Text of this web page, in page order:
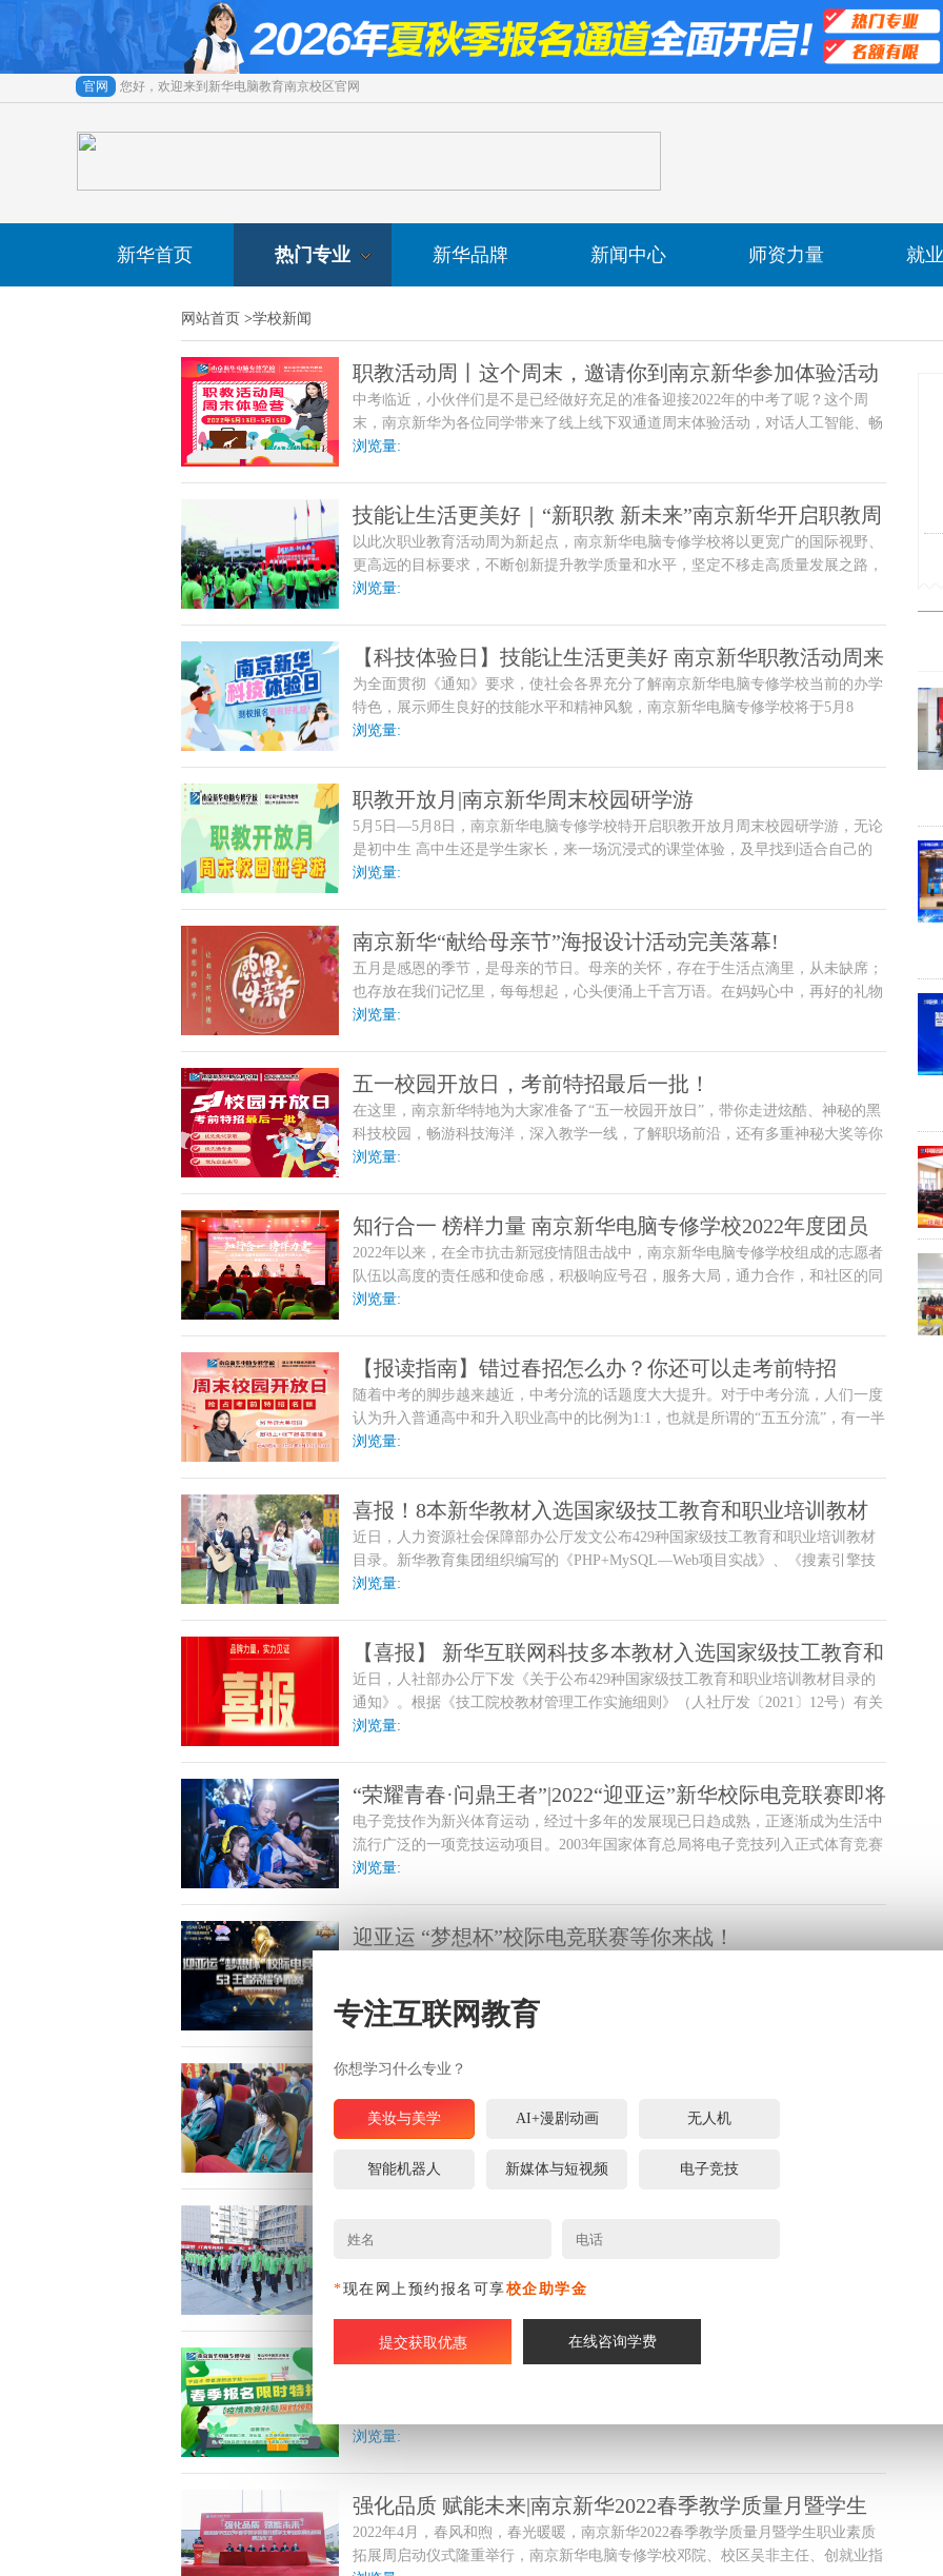
官网 您好，欢迎来到新华电脑教育南京校区官网
新华首页 热门专业 新华品牌 新闻中心 师资力量 就
网站首页 >学校新闻
职教活动周丨这个周末，邀请你到南京新华参加体验活动
中考临近，小伙伴们是不是已经做好充足的准备迎接2022年的中考了呢？这个周
末，南京新华为各位同学带来了线上线下双通道周末体验活动，对话人工智能、畅
享VR虚拟世界，体验互联黑科技， 感受前沿科技魅力。
浏览量:
技能让生活更美好｜“新职教 新未来”南京新华开启职教周
活动
以此次职业教育活动周为新起点，南京新华电脑专修学校将以更宽广的国际视野、
更高远的目标要求，不断创新提升教学质量和水平，坚定不移走高质量发展之路，
助力每一位南新学子成长为有发展性、竞争性、专业性和职业性的人才。
浏览量:
【科技体验日】技能让生活更美好 南京新华职教活动周来
啦！
为全面贯彻《通知》要求，使社会各界充分了解南京新华电脑专修学校当前的办学
特色，展示师生良好的技能水平和精神风貌，南京新华电脑专修学校将于5月8
日-15日举行职业教育活动周系列活动。
浏览量:
职教开放月|南京新华周末校园研学游
5月5日—5月8日，南京新华电脑专修学校特开启职教开放月周末校园研学游，无论
是初中生 高中生还是学生家长，来一场沉浸式的课堂体验，及早找到适合自己的
成才之路。
浏览量:
南京新华“献给母亲节”海报设计活动完美落幕!
五月是感恩的季节，是母亲的节日。母亲的关怀，存在于生活点滴里，从未缺席；
也存放在我们记忆里，每每想起，心头便涌上千言万语。在妈妈心中，再好的礼物
也抵不上子女的成人成才。正是由
浏览量:
五一校园开放日，考前特招最后一批！
在这里，南京新华特地为大家准备了“五一校园开放日”，带你走进炫酷、神秘的黑
科技校园，畅游科技海洋，深入教学一线，了解职场前沿，还有多重神秘大奖等你
来拿！
浏览量:
知行合一 榜样力量 南京新华电脑专修学校2022年度团员
代表大会暨青年表彰大会顺利落幕
2022年以来，在全市抗击新冠疫情阻击战中，南京新华电脑专修学校组成的志愿者
队伍以高度的责任感和使命感，积极响应号召，服务大局，通力合作，和社区的同
志们一起成为了战“疫”的“先锋军”，逆行出征，奔赴到各个抗疫战场。
浏览量:
【报读指南】错过春招怎么办？你还可以走考前特招
随着中考的脚步越来越近，中考分流的话题度大大提升。对于中考分流，人们一度
认为升入普通高中和升入职业高中的比例为1:1，也就是所谓的“五五分流”，有一半
的学生要分流到职业教育，这也引起了许多家长的担心。
浏览量:
喜报！8本新华教材入选国家级技工教育和职业培训教材
目录！
近日，人力资源社会保障部办公厅发文公布429种国家级技工教育和职业培训教材
目录。新华教育集团组织编写的《PHP+MySQL—Web项目实战》、《搜素引擎技
术应用实训指南》、《May
浏览量:
【喜报】 新华互联网科技多本教材入选国家级技工教育和
职业培训教材目录！
近日，人社部办公厅下发《关于公布429种国家级技工教育和职业培训教材目录的
通知》。根据《技工院校教材管理工作实施细则》（人社厅发〔2021〕12号）有关
要求，经人社部技工教育和职业培训教材工作委员会组织遴选和审核，由中国东方
浏览量:
“荣耀青春·问鼎王者”|2022“迎亚运”新华校际电竞联赛即将
开启，热血来战！
电子竞技作为新兴体育运动，经过十多年的发展现已日趋成熟，正逐渐成为生活中
流行广泛的一项竞技运动项目。2003年国家体育总局将电子竞技列入正式体育竞赛
项目；2018年雅加达亚运会将其列为表演项目；2019年国家人社部发布公告将电子
发展脉络，我们不难发现，电子竞技作为数字经济的重要组成和潜力产业，已逐渐
浏览量:
迎亚运 “梦想杯”校际电竞联赛等你来战！
场。特别值得一提是，杭
浏览量:
停课不停学|云线上直播结课答辩圆满落幕
疫情防控期间，为了保证学生们能顺利完成结课答辩，南京新华电脑专修学校教务
处多次召开教学工作会议，经过周密研讨、精密部署，制定了一套完善的云线上直
啦！
四月的南京，东风收起寒冬料峭的尾巴，阳光驱逐了冬天的寒意，草长莺飞，繁花
强我院学生内部成员间的凝聚力和团结力，为以后积极有效的开展各项工作奠定基
础，南京新华电脑专修学校开启了以“青春飞扬，逐梦启航”为主题的2022春季素质
拓展周，学院组织了丰富多彩的拓展活动，来丰富校园生活的空间，提升学生的综
合素质能力。
浏览量:
春季报名限时特招|学技术 带着理想选学校
浏览量:
强化品质 赋能未来|南京新华2022春季教学质量月暨学生
职业素质拓展周启动仪式隆重举行
2022年4月，春风和煦，春光暖暖，南京新华2022春季教学质量月暨学生职业素质
拓展周启动仪式隆重举行，南京新华电脑专修学校邓院、校区吴非主任、创就业指
专注互联网教育
你想学习什么专业？
美妆与美学 AI+漫剧动画 无人机
智能机器人 新媒体与短视频 电子竞技
*现在网上预约报名可享校企助学金
在线咨询学费